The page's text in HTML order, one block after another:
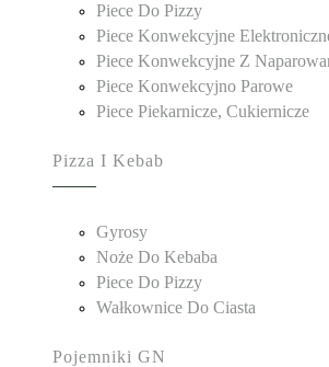
Piece Do Pizzy
Piece Konwekcyjne
Piece Konwekcyjne Z
Piece Konwekcyjno Parowe
Piece Piekarnicze, Cukiernicze
Pizza I Kebab
Gyrosy
Noże Do Kebaba
Piece Do Pizzy
Wałkownice Do Ciasta
Pojemniki GN